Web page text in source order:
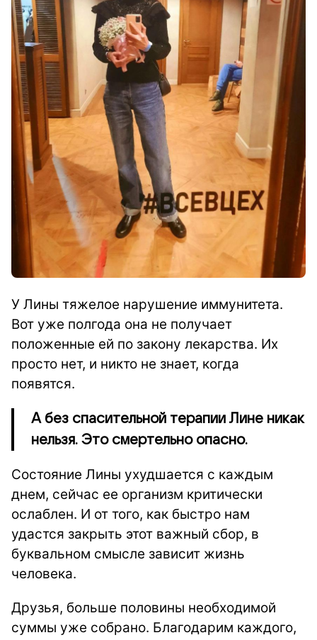
У Лины тяжелое нарушение иммунитета.
Вот уже полгода она не получает
положенные ей по закону лекарства. Их
просто нет, и никто не знает, когда
появятся.
А без спасительной терапии Лине никак
нельзя. Это смертельно опасно.
Состояние Лины ухудшается с каждым
днем, сейчас ее организм критически
ослаблен. И от того, как быстро нам
удастся закрыть этот важный сбор, в
буквальном смысле зависит жизнь
человека.
Друзья, больше половины необходимой
суммы уже собрано. Благодарим каждого,